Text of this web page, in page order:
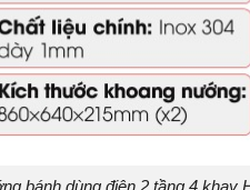
bánh dùng điện 2 tầng 4 khay